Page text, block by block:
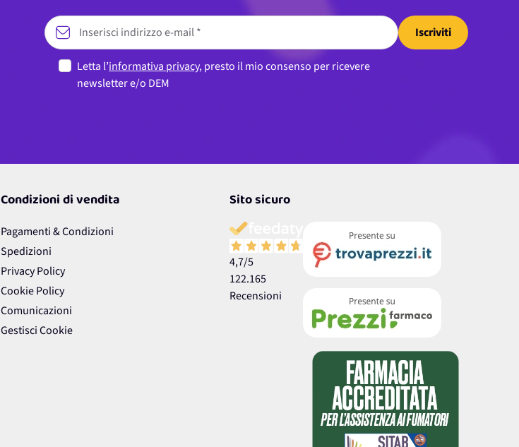
Iscriviti
Letta l’informativa privacy, presto il mio consenso per ricevere
newsletter e/o DEM
Condizioni di vendita
Pagamenti & Condizioni
Spedizioni
Privacy Policy
Cookie Policy
Comunicazioni
Gestisci Cookie
Sito sicuro
4,7/5
122.165
Recensioni